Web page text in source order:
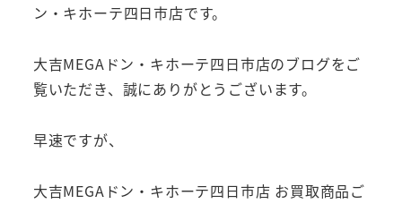
ン・キホーテ四日市店です。
大吉MEGAドン・キホーテ四日市店のブログをご
覧いただき、誠にありがとうございます。
早速ですが、
大吉MEGAドン・キホーテ四日市店 お買取商品ご